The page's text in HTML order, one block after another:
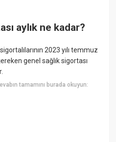
aylık ne kadar?
2023 yılı temmuz
genel sağlık sigortası
tamamını burada okuyun: